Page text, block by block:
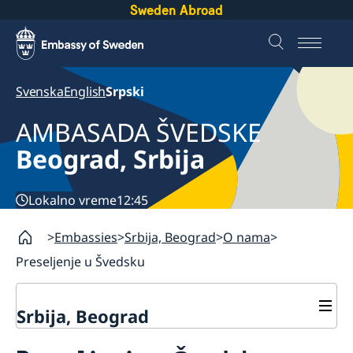
Sweden Abroad
SvenskaEnglishSrpski
AMBASADA ŠVEDSKE
Beograd, Srbija
Lokalno vreme12:45
Embassies Srbija, Beograd O nama
Preseljenje u Švedsku
Srbija, Beograd